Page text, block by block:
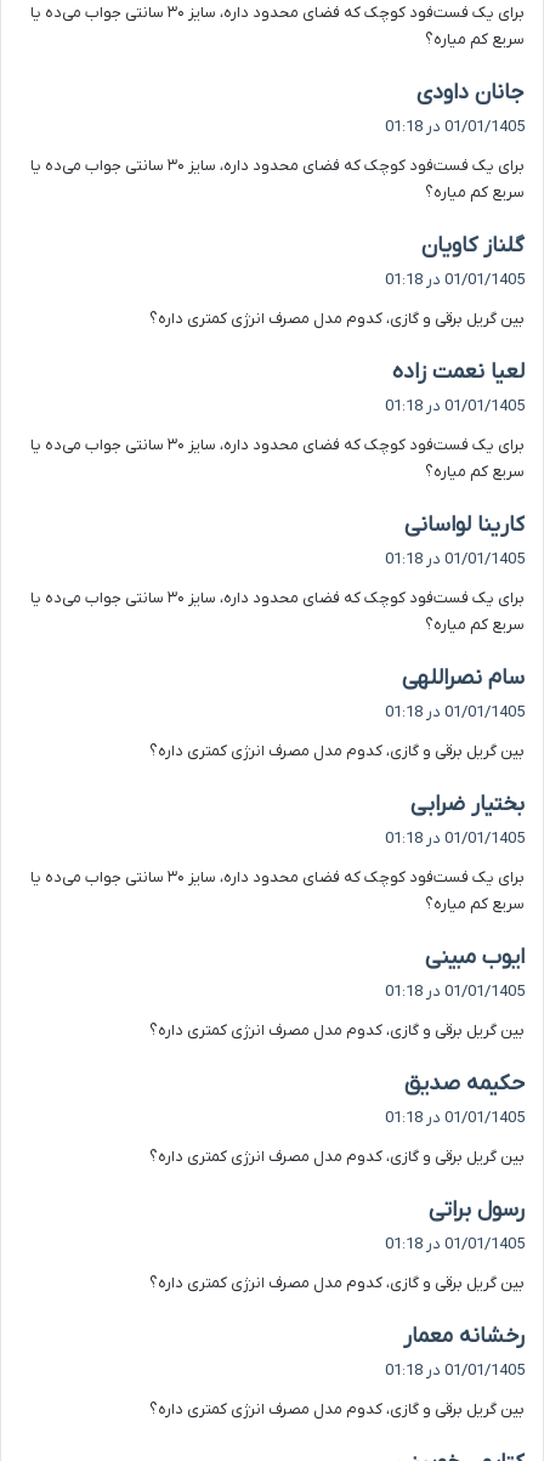
:
برای یک فست‌فود کوچک که فضای محدود داره، سایز ۳۰ سانتی جواب می‌ده یا
سریع کم میاره؟
جانان داودی
ف
:
01/01/1405 در 01:18
برای یک فست‌فود کوچک که فضای محدود داره، سایز ۳۰ سانتی جواب می‌ده یا
سریع کم میاره؟
گلناز کاویان
ف
01/01/1405 در 01:18
بین گریل برقی و گازی، کدوم مدل مصرف انرژی کمتری داره؟
لعیا نعمت زاده
ف
:
01/01/1405 در 01:18
برای یک فست‌فود کوچک که فضای محدود داره، سایز ۳۰ سانتی جواب می‌ده یا
سریع کم میاره؟
کارینا لواسانی
ف
:
01/01/1405 در 01:18
برای یک فست‌فود کوچک که فضای محدود داره، سایز ۳۰ سانتی جواب می‌ده یا
سریع کم میاره؟
سام نصراللهی
ف
:
01/01/1405 در 01:18
بین گریل برقی و گازی، کدوم مدل مصرف انرژی کمتری داره؟
بختیار ضرابی
ف
01/01/1405 در 01:18
برای یک فست‌فود کوچک که فضای محدود داره، سایز ۳۰ سانتی جواب می‌ده یا
سریع کم میاره؟
ایوب مبینی
ف
:
01/01/1405 در 01:18
بین گریل برقی و گازی، کدوم مدل مصرف انرژی کمتری داره؟
حکیمه صدیق
ف
:
01/01/1405 در 01:18
بین گریل برقی و گازی، کدوم مدل مصرف انرژی کمتری داره؟
رسول براتی
ف
:
01/01/1405 در 01:18
بین گریل برقی و گازی، کدوم مدل مصرف انرژی کمتری داره؟
رخشانه معمار
ف
:
01/01/1405 در 01:18
بین گریل برقی و گازی، کدوم مدل مصرف انرژی کمتری داره؟